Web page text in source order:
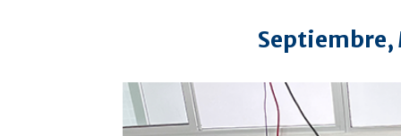
Septiembre,